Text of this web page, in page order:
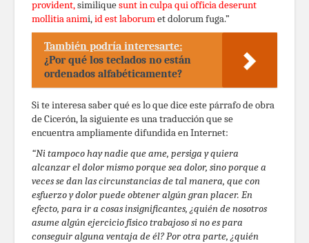
provident,similiquesunt in culpa qui officia deserunt
mollitia animi,id est laborumet dolorum fuga.”
También podría interesarte:
¿Por qué los teclados no están
ordenados alfabéticamente?
Si te interesa saber qué es lo que dice este párrafo de obra
de Cicerón, la siguiente es una traducción que se
encuentra ampliamente difundida en Internet:
“Ni tampoco hay nadie que ame, persiga y quiera
alcanzar el dolor mismo porque sea dolor, sino porque a
veces se dan las circunstancias de tal manera, que con
esfuerzo y dolor puede obtener algún gran placer. En
efecto, para ir a cosas insignificantes, ¿quién de nosotros
asume algún ejercicio físico trabajoso si no es para
conseguir alguna ventaja de él? Por otra parte, ¿quién